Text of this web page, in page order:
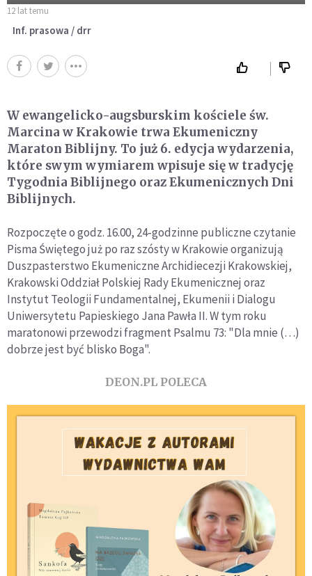
12 lat temu
Inf. prasowa / drr
W ewangelicko-augsburskim kościele św.
Marcina w Krakowie trwa Ekumeniczny
Maraton Biblijny. To już 6. edycja wydarzenia,
które swym wymiarem wpisuje się w tradycję
Tygodnia Biblijnego oraz Ekumenicznych Dni
Biblijnych.
Rozpoczęte o godz. 16.00, 24-godzinne publiczne czytanie
Pisma Świętego już po raz szósty w Krakowie organizują
Duszpasterstwo Ekumeniczne Archidiecezji Krakowskiej,
Krakowski Oddział Polskiej Rady Ekumenicznej oraz
Instytut Teologii Fundamentalnej, Ekumenii i Dialogu
Uniwersytetu Papieskiego Jana Pawła II. W tym roku
maratonowi przewodzi fragment Psalmu 73: "Dla mnie (…)
dobrze jest być blisko Boga".
DEON.PL POLECA